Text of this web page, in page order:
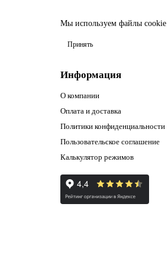
Мы используем файлы cookie
Принять
Информация
О компании
Оплата и доставка
Политики конфиденциальности
Пользовательское соглашение
Калькулятор режимов